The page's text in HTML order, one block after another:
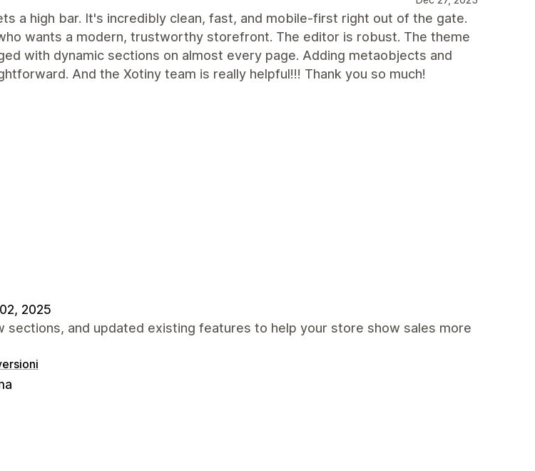
a high bar. It's incredibly clean, fast, and mobile-first right out of the gate.
wants a modern, trustworthy storefront. The editor is robust. The theme
with dynamic sections on almost every page. Adding metaobjects and
And the Xotiny team is really helpful!!! Thank you so much!
2025
sections, and updated existing features to help your store show sales more